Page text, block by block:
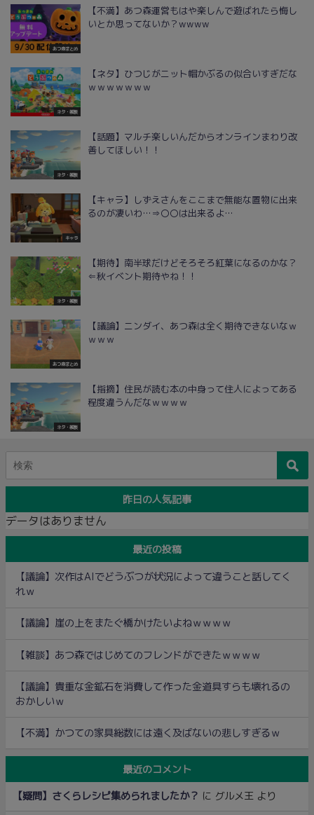
あつ森まとめ
【不満】あつ森運営もはや楽しんで遊ばれたら悔し
いとか思ってないか？wwww
ネタ・雑談
【ネタ】ひつじがニット帽かぶるの似合いすぎだな
ｗｗｗｗｗｗｗ
ネタ・雑談
【話題】マルチ楽しいんだからオンラインまわり改
善してほしい！！
キャラ
【キャラ】しずえさんをここまで無能な置物に出来
るのが凄いわ…⇒〇〇は出来るよ…
ネタ・雑談
【期待】南半球だけどそろそろ紅葉になるのかな？
⇐秋イベント期待やね！！
あつ森まとめ
【議論】ニンダイ、あつ森は全く期待できないなｗ
ｗｗｗ
ネタ・雑談
【指摘】住民が読む本の中身って住人によってある
程度違うんだなｗｗｗｗ
昨日の人気記事
データはありません
最近の投稿
【議論】次作はAIでどうぶつが状況によって違うこと話してく
れｗ
【議論】崖の上をまたぐ橋かけたいよねｗｗｗｗ
【雑談】あつ森ではじめてのフレンドができたｗｗｗｗ
【議論】貴重な金鉱石を消費して作った金道具すらも壊れるの
おかしいｗ
【不満】かつての家具総数には遠く及ばないの悲しすぎるｗ
最近のコメント
【疑問】さくらレシピ集められましたか？ に グルメ王 より